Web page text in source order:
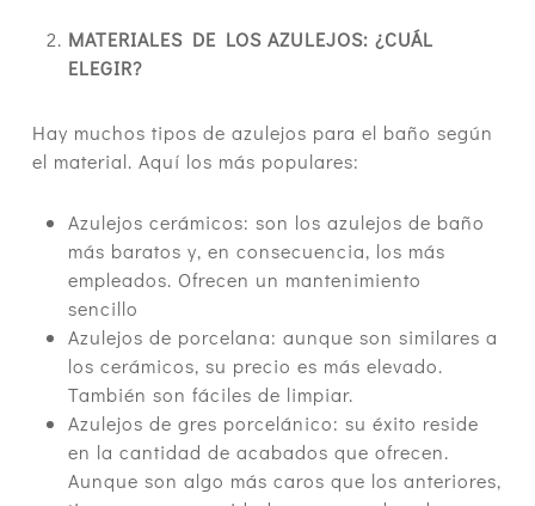
MATERIALES DE LOS AZULEJOS: ¿CUÁL
ELEGIR?
Hay muchos tipos de azulejos para el baño según
el material. Aquí los más populares:
Azulejos cerámicos: son los azulejos de baño
más baratos y, en consecuencia, los más
empleados. Ofrecen un mantenimiento
sencillo
Azulejos de porcelana: aunque son similares a
los cerámicos, su precio es más elevado.
También son fáciles de limpiar.
Azulejos de gres porcelánico: su éxito reside
en la cantidad de acabados que ofrecen.
Aunque son algo más caros que los anteriores,